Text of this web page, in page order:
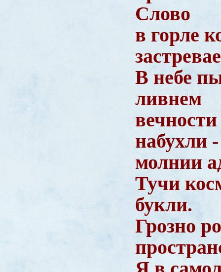
Слово
в горле
В небе
ливнем
набухли
молнии
Тучи
букли.
Грозно